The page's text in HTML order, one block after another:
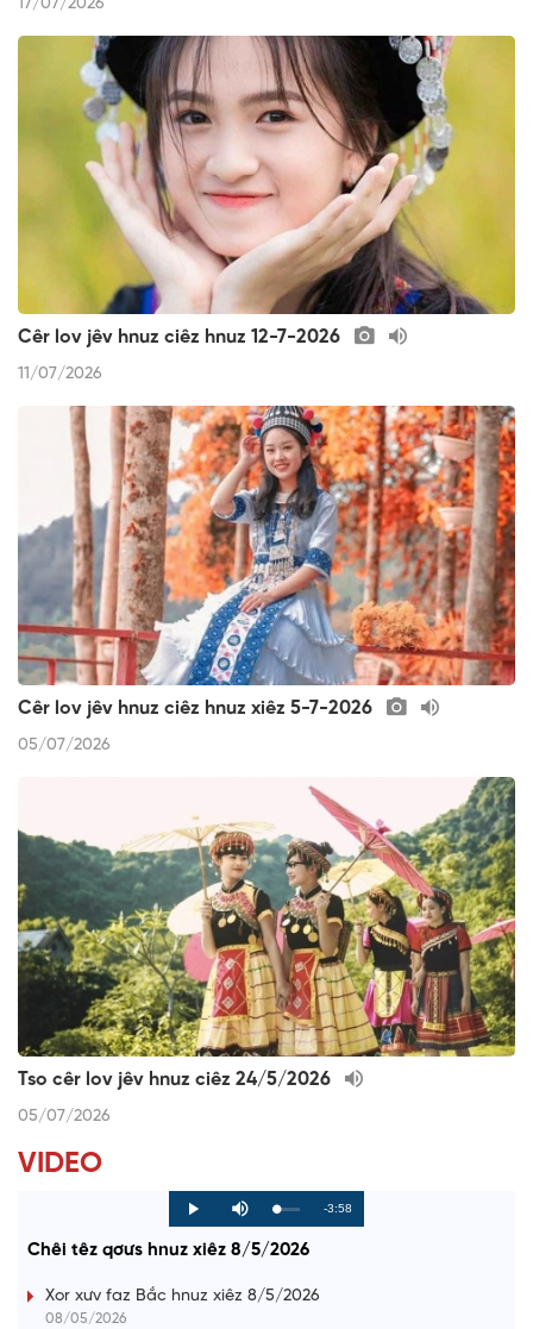
17/07/2026
Cêr lov jêv hnuz ciêz hnuz 12-7-2026
11/07/2026
Cêr lov jêv hnuz ciêz hnuz xiêz 5-7-2026
05/07/2026
Tso cêr lov jêv hnuz ciêz 24/5/2026
05/07/2026
VIDEO
P
l
y
M
u
e
L
o
d
0
P
r
g
s
R
-3:58
Chêi têz qơưs hnuz xiêz 8/5/2026
Xor xưv faz Bắc hnuz xiêz 8/5/2026
08/05/2026